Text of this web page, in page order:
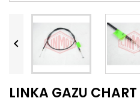


LINKA GAZU CHART